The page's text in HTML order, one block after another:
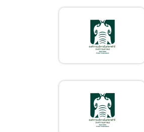
จำนวน 4 ประเภท ตั้งแต่วันที่
1 มกราคม 2563 ถึง 30
กันยายน 2563
(ภาษาไทย) เผยแพร่
แผนการจัดซื้อจัดจ้าง ประจำ
ปีงบประมาณ พ.ศ.2563 ชื่อ
โครงการ ซื้ออาหารสัตว์
ประเภทเนื้อสัตว์และผลผลิต
จากสัตว์ตั้งแต่วันที่ 1
ธันวาคม 2562 ถึง 30
กันยายน 2563
(ภาษาไทย) ประกาศผู้ชนะ
การจัดซื้อจัดจ้างหรือผู้ได้รับ
การคัดเลือกและสาระสำคัญ